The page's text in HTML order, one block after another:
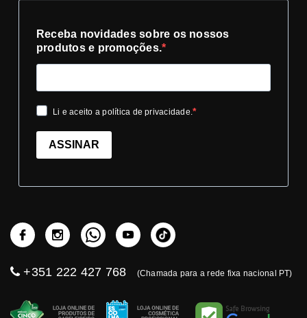
Receba novidades sobre os nossos
produtos e promoções.
Li e aceito a política de privacidade.
ASSINAR
+351 222 427 768 (Chamada para a rede fixa nacional PT)